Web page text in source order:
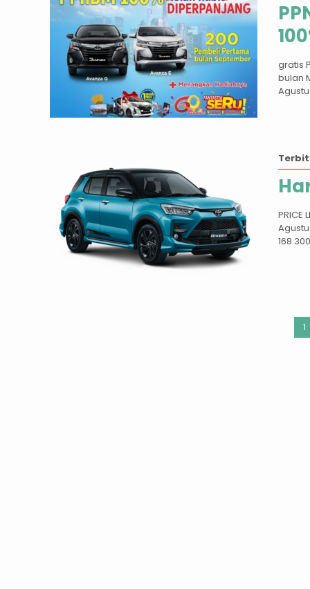
gratis
bulan
Terbit
PRICE
1